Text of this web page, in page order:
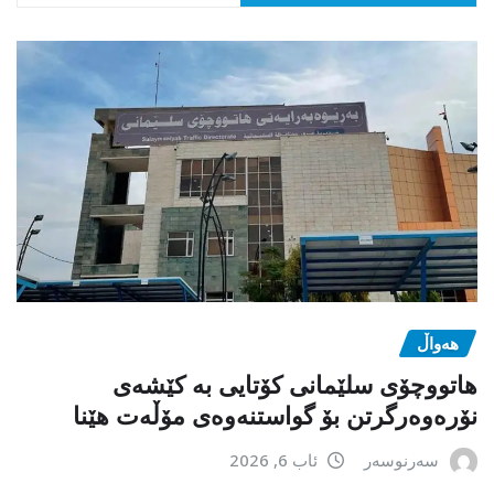
هەواڵ
هاتووچۆی سلێمانی کۆتایی بە کێشەی
نۆرەوەرگرتن بۆ گواستنەوەی مۆڵەت هێنا
سەرنوسەر ئاب 6, 2026